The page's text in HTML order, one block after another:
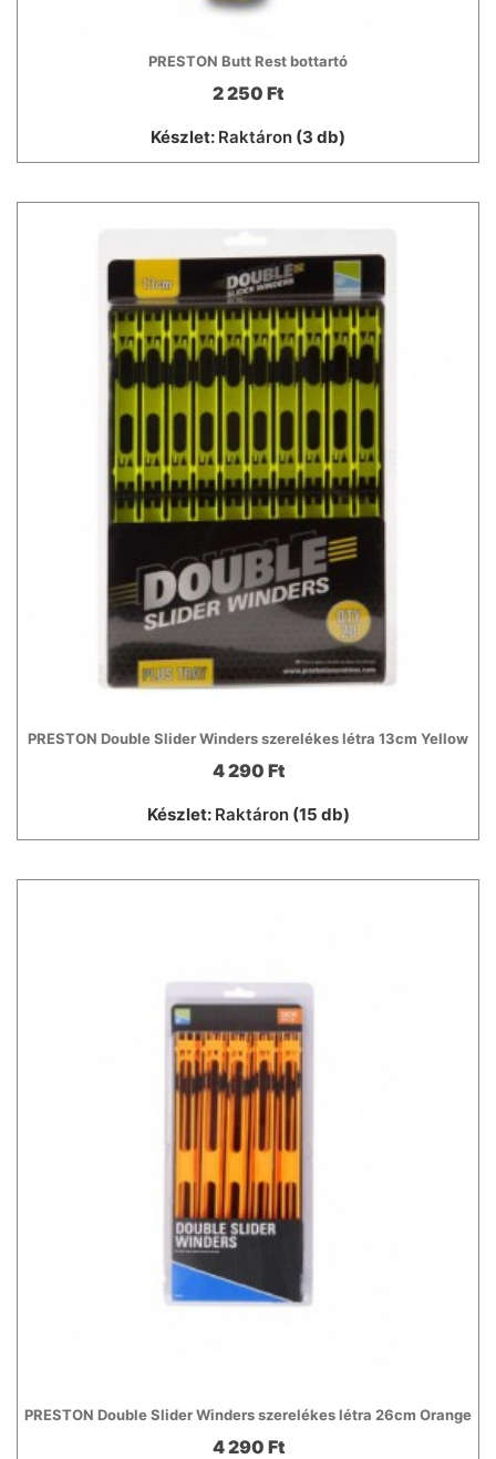
PRESTON Butt Rest bottartó
2 250 Ft
Készlet: Raktáron (3 db)
PRESTON Double Slider Winders szerelékes létra 13cm Yellow
4 290 Ft
Készlet: Raktáron(15 db)
PRESTON Double Slider Winders szerelékes létra 26cm Orange
4 290 Ft